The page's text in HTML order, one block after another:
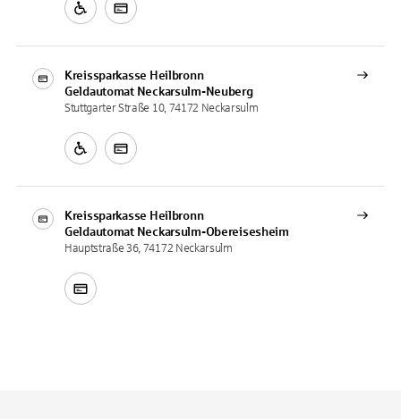
Kreissparkasse Heilbronn
Geldautomat Neckarsulm-Neuberg
Stuttgarter Straße 10, 74172 Neckarsulm
Kreissparkasse Heilbronn
Geldautomat Neckarsulm-Obereisesheim
Hauptstraße 36, 74172 Neckarsulm